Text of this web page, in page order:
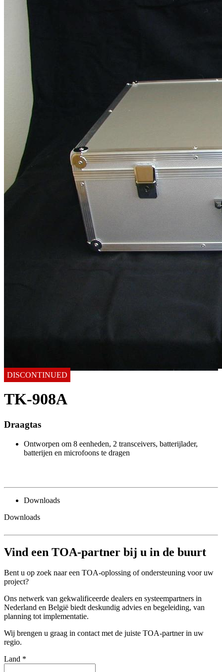
DISCONTINUED
TK-908A
Draagtas
Ontworpen om 8 eenheden, 2 transceivers, batterijlader,
batterijen en microfoons te dragen
Downloads
Downloads
Vind een TOA-partner bij u in de buurt
Bent u op zoek naar een TOA-oplossing of ondersteuning voor uw
project?
Ons netwerk van gekwalificeerde dealers en systeempartners in
Nederland en België biedt deskundig advies en begeleiding, van
planning tot implementatie.
Wij brengen u graag in contact met de juiste TOA-partner in uw
regio.
Land *